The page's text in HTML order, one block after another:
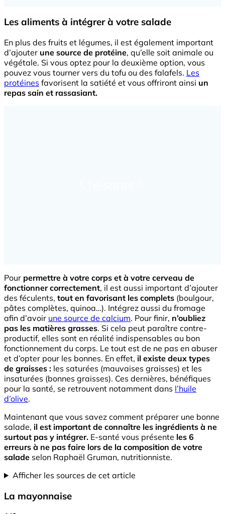
Les aliments à intégrer à votre salade
En plus des fruits et légumes, il est également important
d’ajouter une source de protéine, qu’elle soit animale ou
végétale. Si vous optez pour la deuxième option, vous
pouvez vous tourner vers du tofu ou des falafels. Les
protéines favorisent la satiété et vous offriront ainsi un
repas sain et rassasiant.
Pour permettre à votre corps et à votre cerveau de
fonctionner correctement, il est aussi important d’ajouter
des féculents, tout en favorisant les complets (boulgour,
pâtes complètes, quinoa…). Intégrez aussi du fromage
afin d’avoir une source de calcium. Pour finir, n’oubliez
pas les matières grasses. Si cela peut paraître contre-
productif, elles sont en réalité indispensables au bon
fonctionnement du corps. Le tout est de ne pas en abuser
et d’opter pour les bonnes. En effet, il existe deux types
de graisses : les saturées (mauvaises graisses) et les
insaturées (bonnes graisses). Ces dernières, bénéfiques
pour la santé, se retrouvent notamment dans l’huile
d’olive.
Maintenant que vous savez comment préparer une bonne
salade, il est important de connaître les ingrédients à ne
surtout pas y intégrer. E-santé vous présente les 6
erreurs à ne pas faire lors de la composition de votre
salade selon Raphaël Gruman, nutritionniste.
Afficher les sources de cet article
La mayonnaise